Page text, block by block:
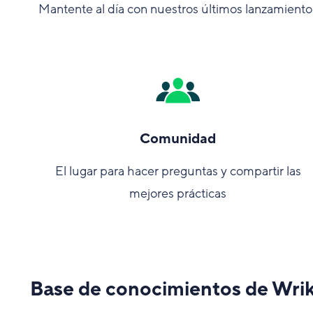
Mantente al día con nuestros últimos
Comunidad
El lugar para hacer preguntas y compartir las
mejores prácticas
Base de conocimientos de